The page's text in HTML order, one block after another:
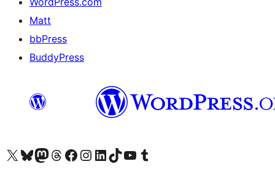
Matt
bbPress
BuddyPress
Apmeklējiet mūsu X (agrāk Twitter) kontu
Apmeklējiet mūsu Bluesky kontu
Apmeklējiet mūsu Mastodon kontu
Apmeklējiet mūsu Threads kontu
Apmeklējiet mūsu Facebook lapuApmeklējiet mūsu Instagram kontu
Apmeklējiet mūsu LinkedIn kontu
Apmeklējiet mūsu TikTok kontu
Apmeklējiet mūsu YouTube kanālu
Apmeklējiet mūsu Tumblr kontu